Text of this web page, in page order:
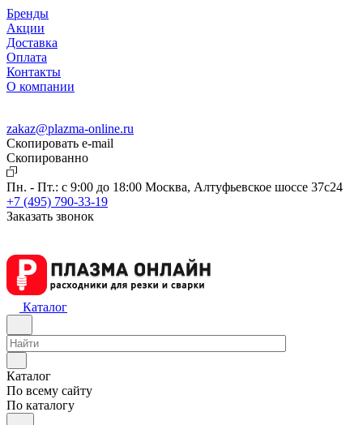
Бренды
Акции
Доставка
Оплата
Контакты
О компании
zakaz@plazma-online.ru
Скопировать e-mail
Cкопированно
Пн. - Пт.: с 9:00 до 18:00 Москва, Алтуфьевское шоссе 37с24
+7 (495) 790-33-19
Заказать звонок
Каталог
Каталог
По всему сайту
По каталогу